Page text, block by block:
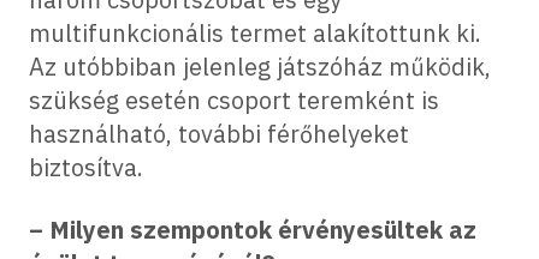
multifunkcionális termet alakítottunk ki.
Az utóbbiban jelenleg játszóház működik,
szükség esetén csoport teremként is
használható, további férőhelyeket
biztosítva.
– Milyen szempontok érvényesültek az